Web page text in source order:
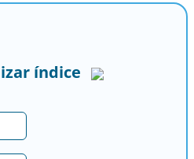
índice